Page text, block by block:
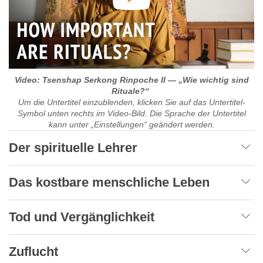
Video: Tsenshap Serkong Rinpoche II — „Wie wichtig sind
Rituale?“
Um die Untertitel einzublenden, klicken Sie auf das Untertitel-
Symbol unten rechts im Video-Bild. Die Sprache der Untertitel
kann unter „Einstellungen“ geändert werden.
Der spirituelle Lehrer
Das kostbare menschliche Leben
Tod und Vergänglichkeit
Zuflucht